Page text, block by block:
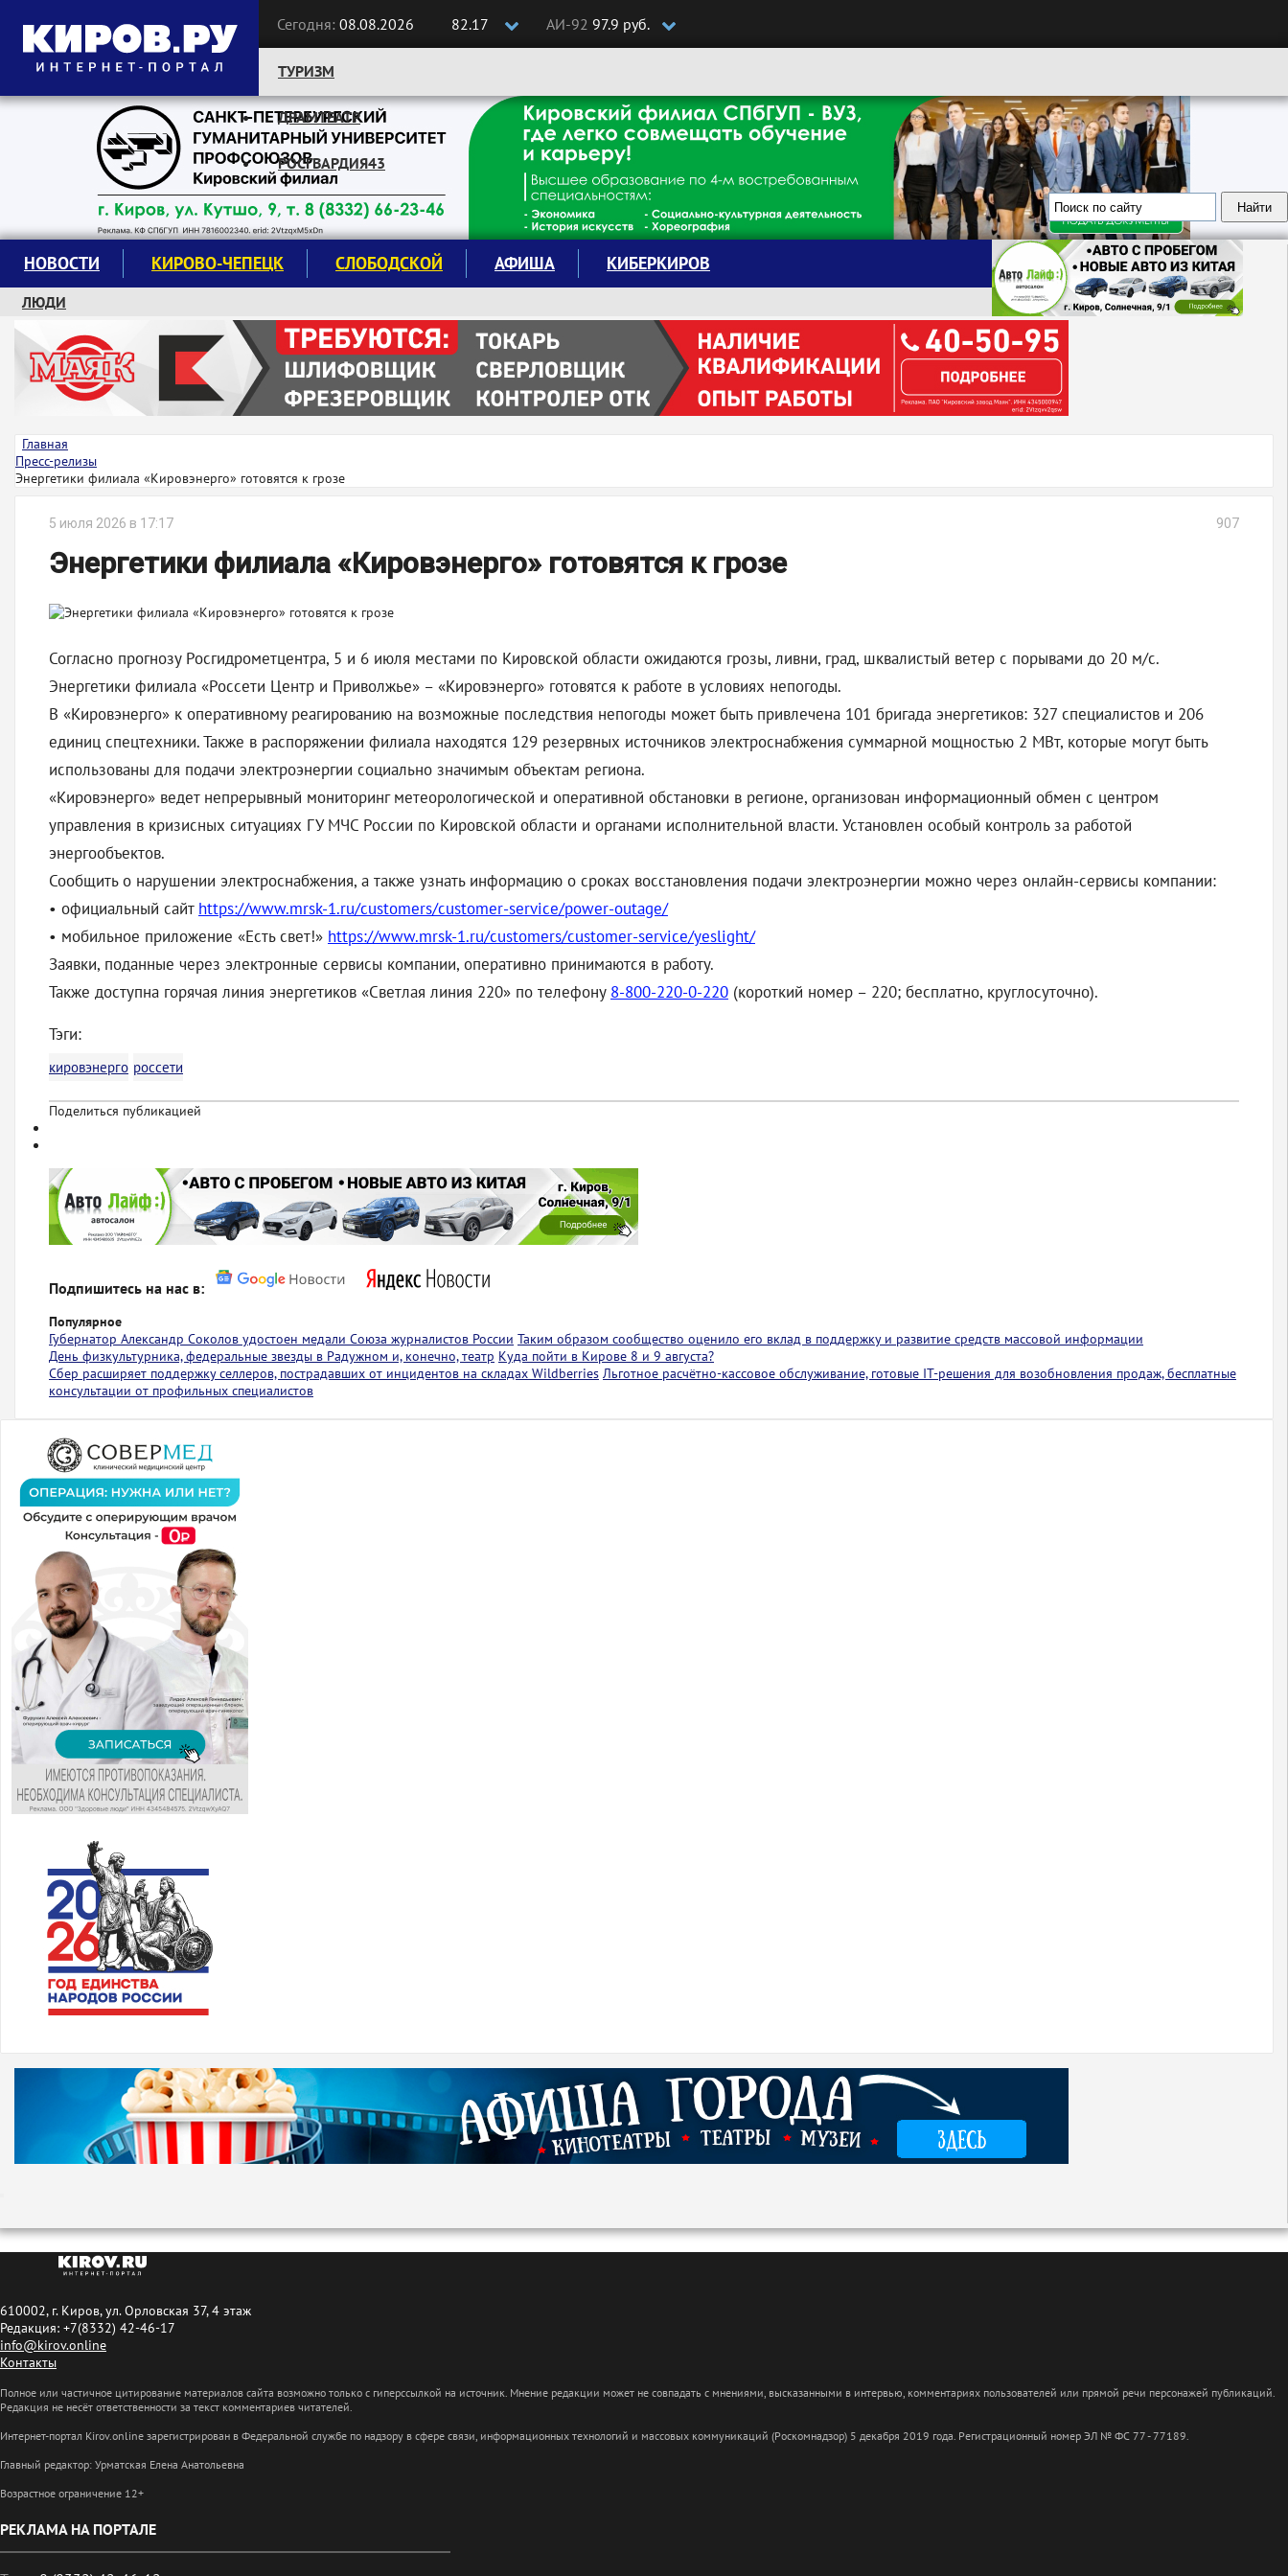
Сегодня: 08.08.2026 82.17 АИ-92 97.9 руб.
Следите за новостями:
ТУРИЗМ
ДРАМТЕАТР
РОСГВАРДИЯ43
НОВОСТИ КИРОВО-ЧЕПЕЦК СЛОБОДСКОЙ АФИША КИБЕРКИРОВ
ЛЮДИ
КРУЖКИ И СЕКЦИИ
ЗАВОДУ "МАЯК" 85 ЛЕТ
ЭКОЛОГИЯ
Главная
Пресс-релизы
Энергетики филиала «Кировэнерго» готовятся к грозе
5 июля 2026 в 17:17 907
Энергетики филиала «Кировэнерго» готовятся к грозе
Согласно прогнозу Росгидрометцентра, 5 и 6 июля местами по Кировской области ожидаются грозы, ливни, град, шквалистый ветер с порывами до 20 м/с.
Энергетики филиала «Россети Центр и Приволжье» – «Кировэнерго» готовятся к работе в условиях непогоды.
В «Кировэнерго» к оперативному реагированию на возможные последствия непогоды может быть привлечена 101 бригада энергетиков: 327 специалистов и 206
единиц спецтехники. Также в распоряжении филиала находятся 129 резервных источников электроснабжения суммарной мощностью 2 МВт, которые могут быть
использованы для подачи электроэнергии социально значимым объектам региона.
«Кировэнерго» ведет непрерывный мониторинг метеорологической и оперативной обстановки в регионе, организован информационный обмен с центром
управления в кризисных ситуациях ГУ МЧС России по Кировской области и органами исполнительной власти. Установлен особый контроль за работой
энергообъектов.
Сообщить о нарушении электроснабжения, а также узнать информацию о сроках восстановления подачи электроэнергии можно через онлайн-сервисы компании:
• официальный сайт https://www.mrsk-1.ru/customers/customer-service/power-outage/
• мобильное приложение «Есть свет!» https://www.mrsk-1.ru/customers/customer-service/yeslight/
Заявки, поданные через электронные сервисы компании, оперативно принимаются в работу.
Также доступна горячая линия энергетиков «Светлая линия 220» по телефону 8-800-220-0-220 (короткий номер – 220; бесплатно, круглосуточно).
Тэги:
кировэнерго россети
Поделиться публикацией
Подпишитесь на нас в:
Популярное
Губернатор Александр Соколов удостоен медали Союза журналистов России Таким образом сообщество оценило его вклад в поддержку и развитие средств массовой информации
День физкультурника, федеральные звезды в Радужном и, конечно, театр Куда пойти в Кирове 8 и 9 августа?
Сбер расширяет поддержку селлеров, пострадавших от инцидентов на складах Wildberries Льготное расчётно-кассовое обслуживание, готовые IT-решения для возобновления продаж, бесплатные
консультации от профильных специалистов
610002, г. Киров, ул. Орловская 37, 4 этаж
Редакция: +7(8332) 42-46-17
info@kirov.online
Контакты
Полное или частичное цитирование материалов сайта возможно только с гиперссылкой на источник. Мнение редакции может не совпадать с мнениями, высказанными в интервью, комментариях пользователей или прямой речи персонажей публикаций.
Редакция не несёт ответственности за текст комментариев читателей.
Интернет-портал Kirov.online зарегистрирован в Федеральной службе по надзору в сфере связи, информационных технологий и массовых коммуникаций (Роскомнадзор) 5 декабря 2019 года. Регистрационный номер ЭЛ № ФС 77 - 77189.
Главный редактор: Урматская Елена Анатольевна
Возрастное ограничение 12+
РЕКЛАМА НА ПОРТАЛЕ